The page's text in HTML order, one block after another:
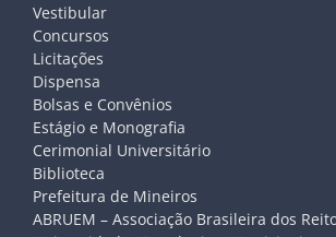
Vestibular
Concursos
Licitações
Dispensa
Bolsas e Convênios
Estágio e Monografia
Cerimonial Universitário
Biblioteca
Prefeitura de Mineiros
ABRUEM – Associação Brasileira dos